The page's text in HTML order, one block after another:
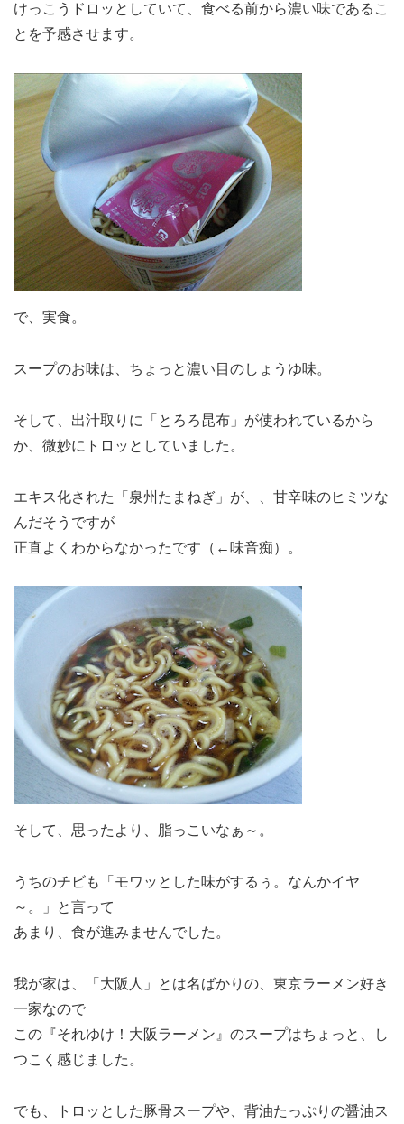
けっこうドロッとしていて、食べる前から濃い味であるこ
とを予感させます。
で、実食。
スープのお味は、ちょっと濃い目のしょうゆ味。
そして、出汁取りに「とろろ昆布」が使われているから
か、微妙にトロッとしていました。
エキス化された「泉州たまねぎ」が、、甘辛味のヒミツな
んだそうですが
正直よくわからなかったです（←味音痴）。
そして、思ったより、脂っこいなぁ～。
うちのチビも「モワッとした味がするぅ。なんかイヤ
～。」と言って
あまり、食が進みませんでした。
我が家は、「大阪人」とは名ばかりの、東京ラーメン好き
一家なので
この『それゆけ！大阪ラーメン』のスープはちょっと、し
つこく感じました。
でも、トロッとした豚骨スープや、背油たっぷりの醤油ス